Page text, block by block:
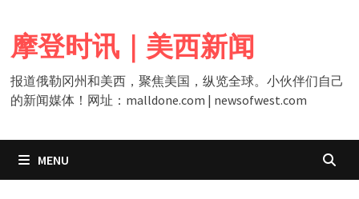
content
摩登时讯｜美西新闻
报道俄勒冈州和美西，聚焦美国，纵览全球。小伙伴们自己
的新闻媒体！网址：malldone.com | newsofwest.com
MENU